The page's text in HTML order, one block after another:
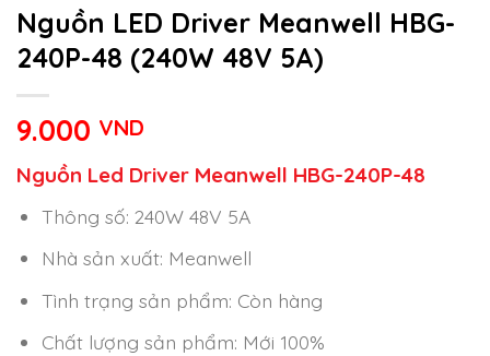
Nguồn LED Driver Meanwell HBG-
240P-48 (240W 48V 5A)
9.000 VND
Nguồn Led Driver Meanwell HBG-240P-48
Thông số: 240W 48V 5A
Nhà sản xuất: Meanwell
Tình trạng sản phẩm: Còn hàng
Chất lượng sản phẩm: Mới 100%